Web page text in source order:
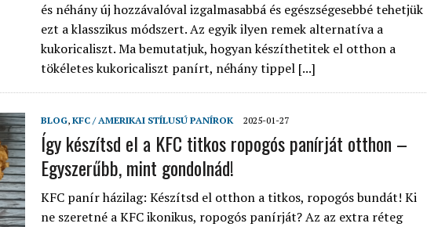
és néhány új hozzávalóval izgalmasabbá és egészségesebbé tehetjük
ezt a klasszikus módszert. Az egyik ilyen remek alternatíva a
kukoricaliszt. Ma bemutatjuk, hogyan készíthetitek el otthon a
tökéletes kukoricaliszt panírt, néhány tippel [...]
BLOG, KFC / AMERIKAI STÍLUSÚ PANÍROK 2025-01-27
Így készítsd el a KFC titkos ropogós panírját otthon –
Egyszerűbb, mint gondolnád!
KFC panír házilag: Készítsd el otthon a titkos, ropogós bundát! Ki
ne szeretné a KFC ikonikus, ropogós panírját? Az az extra réteg